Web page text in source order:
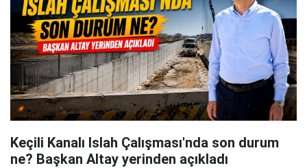
Keçili Kanalı Islah Çalışması'nda son durum
ne? Başkan Altay yerinden açıkladı